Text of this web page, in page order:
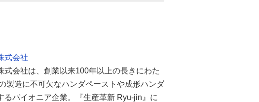
式会社
式会社は、創業以来100年以上の長きにわた
製造に不可欠なハンダペーストや成形ハンダ
るパイオニア企業。『生産革新 Ryu-jin』に